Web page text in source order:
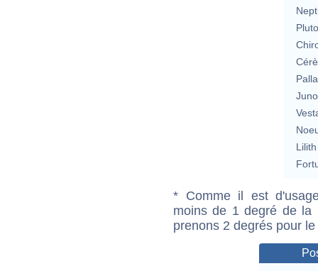
Lilith
* Comme il est
moins de 1 degré de la
prenons 2 degrés pour